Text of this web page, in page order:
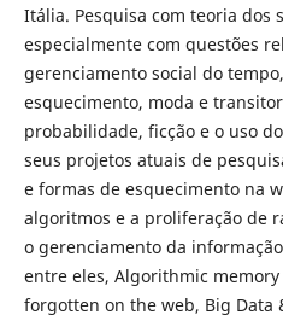
Itália. Pesquisa com teoria dos
especialmente com questões
gerenciamento social do
esquecimento, moda e
probabilidade, ficção e o uso
seus projetos atuais de
e formas de esquecimento na
algoritmos e a proliferação de
o gerenciamento da
entre eles, Algorithmic
forgotten on the web, Big Data